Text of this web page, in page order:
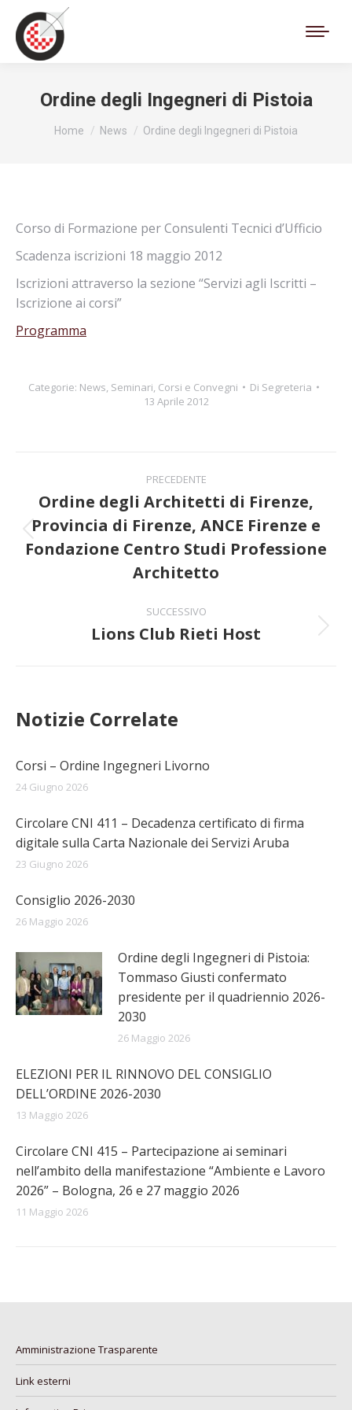
Ordine degli Ingegneri di Pistoia
Tu sei qui:
Home News Ordine degli Ingegneri di Pistoia
Corso di Formazione per Consulenti Tecnici d’Ufficio
Scadenza iscrizioni 18 maggio 2012
Iscrizioni attraverso la sezione “Servizi agli Iscritti –
Iscrizione ai corsi”
Programma
Categorie: News, Seminari, Corsi e Convegni Di Segreteria
13 Aprile 2012
tra
i
PRECEDENTE
Post
precedente:
Ordine degli Architetti di Firenze,
Provincia di Firenze, ANCE Firenze e
Fondazione Centro Studi Professione
Architetto
SUCCESSIVO
Prossimo
Lions Club Rieti Host
Notizie Correlate
Corsi – Ordine Ingegneri Livorno
24 Giugno 2026
Circolare CNI 411 – Decadenza certificato di firma
digitale sulla Carta Nazionale dei Servizi Aruba
23 Giugno 2026
Consiglio 2026-2030
26 Maggio 2026
Ordine degli Ingegneri di Pistoia:
Tommaso Giusti confermato
presidente per il quadriennio 2026-
2030
26 Maggio 2026
ELEZIONI PER IL RINNOVO DEL CONSIGLIO
DELL’ORDINE 2026-2030
13 Maggio 2026
Circolare CNI 415 – Partecipazione ai seminari
nell’ambito della manifestazione “Ambiente e Lavoro
2026” – Bologna, 26 e 27 maggio 2026
11 Maggio 2026
Amministrazione Trasparente
Link esterni